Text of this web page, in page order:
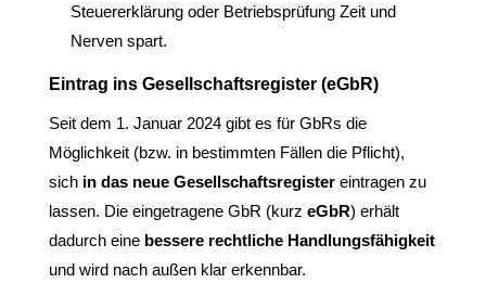
Steuererklärung oder Betriebsprüfung Zeit und
Nerven spart.
Eintrag ins Gesellschaftsregister (eGbR)
Seit dem 1. Januar 2024 gibt es für GbRs die
Möglichkeit (bzw. in bestimmten Fällen die Pflicht),
sich in das neue Gesellschaftsregistereintragen zu
lassen. Die eingetragene GbR (kurz eGbR) erhält
dadurch eine bessere rechtliche Handlungsfähigkeit
und wird nach außen klar erkennbar.